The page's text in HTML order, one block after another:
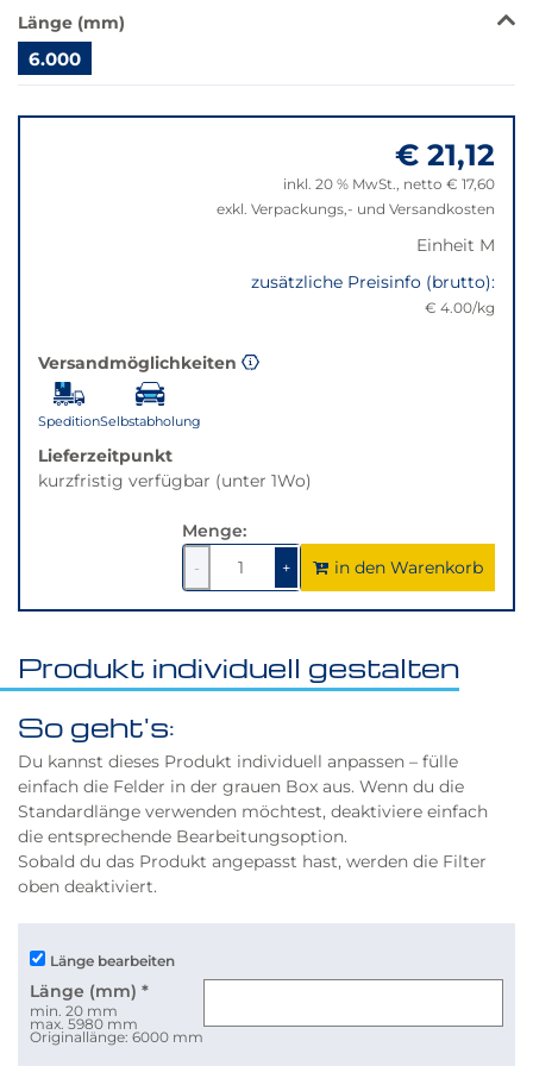
der
Filter
auf
Länge (mm)
6.000
zu
€ 21,12
inkl. 20 % MwSt., netto € 17,60
exkl. Verpackungs,- und Versandkosten
Einheit M
zusätzliche Preisinfo (brutto):
€ 4.00/kg
Versandmöglichkeiten
SpeditionSelbstabholung
Lieferzeitpunkt
kurzfristig verfügbar (unter 1Wo)
Menge:
-
1
verringern
+1um
1
erhöhen
in den Warenkorb
Produkt individuell gestalten
So geht's:
Du kannst dieses Produkt individuell anpassen – fülle
einfach die Felder in der grauen Box aus. Wenn du die
Standardlänge verwenden möchtest, deaktiviere einfach
die entsprechende Bearbeitungsoption.
Sobald du das Produkt angepasst hast, werden die Filter
oben deaktiviert.
Länge bearbeiten
Länge (mm) *
min. 20 mm
max. 5980 mm
Originallänge: 6000 mm